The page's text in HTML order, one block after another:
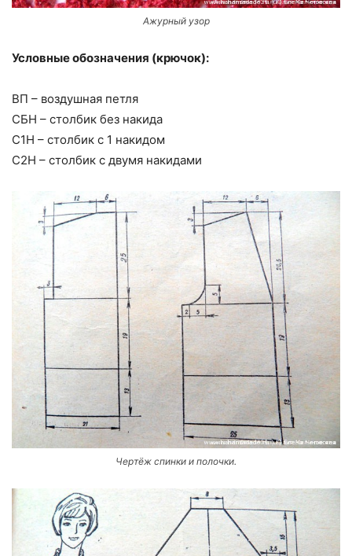
Ажурный узор
Условные обозначения (крючок):
ВП – воздушная петля
СБН – столбик без накида
С1Н – столбик с 1 накидом
С2Н – столбик с двумя накидами
Чертёж спинки и полочки.